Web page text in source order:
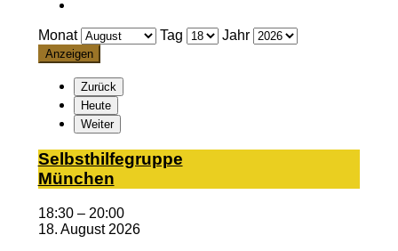
Monat Tag Jahr
Zurück
Heute
Weiter
Selbst­hil­fe­grup­pe
Mün­chen
18:30 – 20:00
18. August 2026